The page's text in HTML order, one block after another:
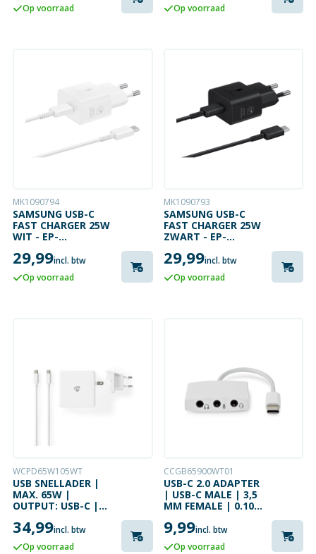
Op voorraad Op voorraad
MK1090794
SAMSUNG USB-C
FAST CHARGER 25W
WIT - EP-
KABEL)
29,99incl. btw
Op voorraad
MK1090793
SAMSUNG USB-C
FAST CHARGER 25W
ZWART - EP-
KABEL)
29,99incl. btw
Op voorraad
WCPD65W105WT
USB SNELLADER |
MAX. 65W |
OUTPUT: USB-C |
METER
34,99incl. btw
Op voorraad
CCGB65900WT01
USB-C 2.0 ADAPTER
| USB-C MALE | 3,5
MM FEMALE | 0.10
9,99incl. btw
Op voorraad